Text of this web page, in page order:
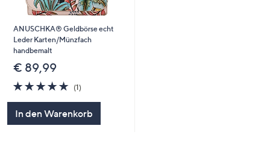
ANUSCHKA® Geldbörse echt
Leder Karten/Münzfach
handbemalt
€ 89,99
5.0
von
(1)
In den Warenkorb